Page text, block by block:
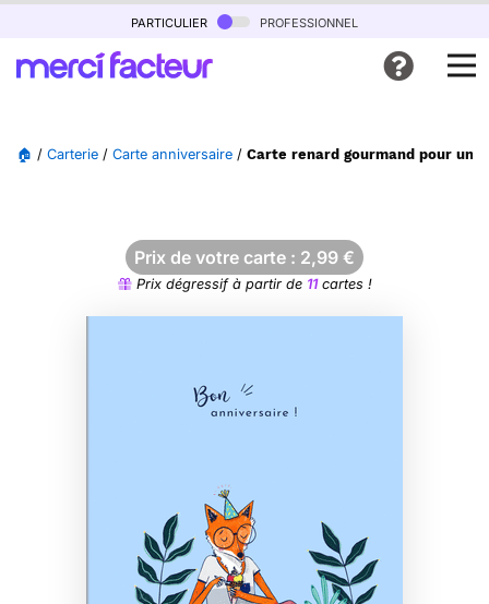
particulier professionnel
🏠 / Carterie / Carte anniversaire / Carte renard gourmand pour un
Prix de votre carte : 2,99 €
Prix dégressif à partir de 11cartes !